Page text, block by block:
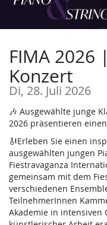
FIMA
Konzert
Di, 28. Juli 2026
🎶 Ausgewählte junge
2026 präsentieren
🎻Erleben Sie einen
ausgewählten jungen
Fiestravaganza
gemeinsam mit dem
verschiedenen
TeilnehmerInnen
Akademie in intensiven